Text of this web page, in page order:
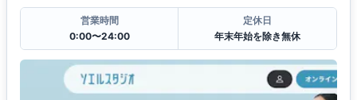
営業時間
0:00〜24:00
定休日
年末年始を除き無休